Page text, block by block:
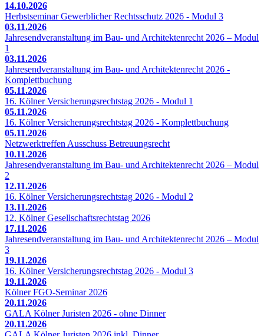
14.10.2026
Herbstseminar Gewerblicher Rechtsschutz 2026 - Modul 3
03.11.2026
Jahresendveranstaltung im Bau- und Architektenrecht 2026 – Modul
1
03.11.2026
Jahresendveranstaltung im Bau- und Architektenrecht 2026 -
Komplettbuchung
05.11.2026
16. Kölner Versicherungsrechtstag 2026 - Modul 1
05.11.2026
16. Kölner Versicherungsrechtstag 2026 - Komplettbuchung
05.11.2026
Netzwerktreffen Ausschuss Betreuungsrecht
10.11.2026
Jahresendveranstaltung im Bau- und Architektenrecht 2026 – Modul
2
12.11.2026
16. Kölner Versicherungsrechtstag 2026 - Modul 2
13.11.2026
12. Kölner Gesellschaftsrechtstag 2026
17.11.2026
Jahresendveranstaltung im Bau- und Architektenrecht 2026 – Modul
3
19.11.2026
16. Kölner Versicherungsrechtstag 2026 - Modul 3
19.11.2026
Kölner FGO-Seminar 2026
20.11.2026
GALA Kölner Juristen 2026 - ohne Dinner
20.11.2026